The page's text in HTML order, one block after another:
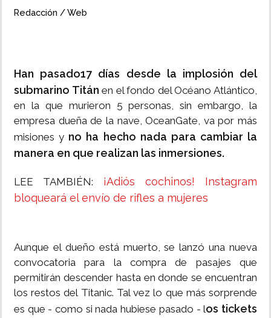
Redacción / Web
Han pasado17 días desde la implosión del
submarino Titánen el fondo del Océano Atlántico,
en la que murieron 5 personas, sin embargo, la
empresa dueña de la nave, OceanGate, va por más
misiones y no ha hecho nada para cambiar la
manera en que realizan las inmersiones.
LEE TAMBIÉN: ¡Adiós cochinos! Instagram
bloqueará el envío de rifles a mujeres
Aunque el dueño está muerto, se lanzó una nueva
convocatoria para la compra de pasajes que
permitirán descender hasta en donde se encuentran
los restos del Titanic. Tal vez lo que más sorprende
es que - como si nada hubiese pasado - los tickets